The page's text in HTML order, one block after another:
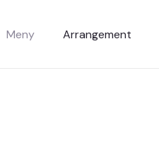
Meny Arrangement